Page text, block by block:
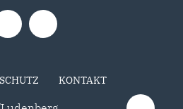
KONTAKT